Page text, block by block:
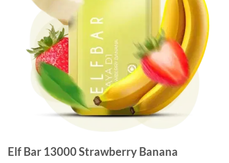
Elf Bar 13000 Strawberry Banana